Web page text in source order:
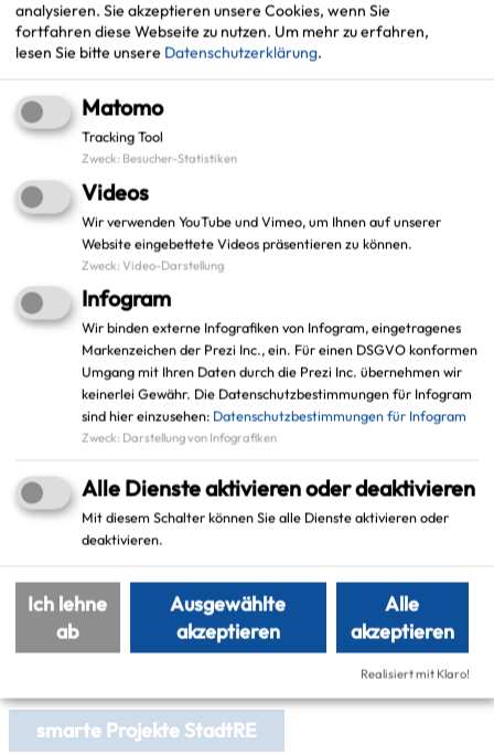
Leaflet |©OpenStreetMapcontributors |weitere Lizenzen
Adresse:
Stadt Recklinghausen
Projekt: URBAN.KI | Automatisierte Erkennung von
Versiegelungsflächen, Gründächern und
Solaranlagen-
45657 Recklinghausen
Schlagworte
smarte Projekte StadtRE
analysieren. Sie akzeptieren unsere Cookies, wenn Sie
fortfahren diese Webseite zu nutzen. Um mehr zu erfahren,
lesen Sie bitte unsere Datenschutzerklärung.
Matomo
Tracking Tool
Zweck: Besucher-Statistiken
Videos
Wir verwenden YouTube und Vimeo, um Ihnen auf unserer
Website eingebettete Videos präsentieren zu können.
Zweck: Video-Darstellung
Infogram
Wir binden externe Infografiken von Infogram, eingetragenes
Markenzeichen der Prezi Inc., ein. Für einen DSGVO konformen
Umgang mit Ihren Daten durch die Prezi Inc. übernehmen wir
keinerlei Gewähr. Die Datenschutzbestimmungen für Infogram
sind hier einzusehen: Datenschutzbestimmungen für Infogram
Zweck: Darstellung von Infografiken
Alle Dienste aktivieren oder deaktivieren
Mit diesem Schalter können Sie alle Dienste aktivieren oder
deaktivieren.
Ich lehne
ab
Ausgewählte
akzeptieren
Alle
akzeptieren
Realisiert mit Klaro!